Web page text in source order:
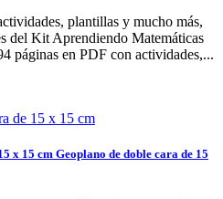
plantillas y mucho más,
del Kit Aprendiendo Matemáticas
páginas en PDF con actividades,...
x 15 cm Geoplano de doble cara de 15